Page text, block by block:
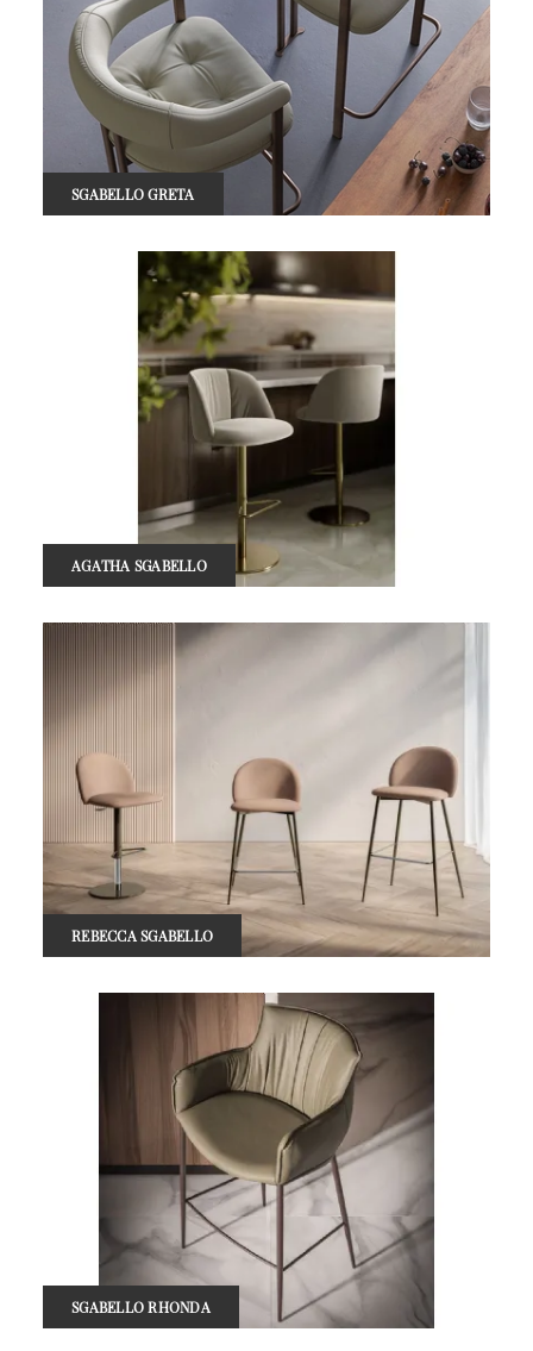
SGABELLO GRETA
AGATHA SGABELLO
REBECCA SGABELLO
SGABELLO RHONDA